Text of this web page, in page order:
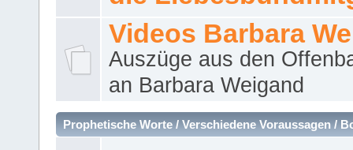
Videos Barbara
Auszüge aus den
an Barbara Weigand
Prophetische Worte / Verschiedene Voraussagen /